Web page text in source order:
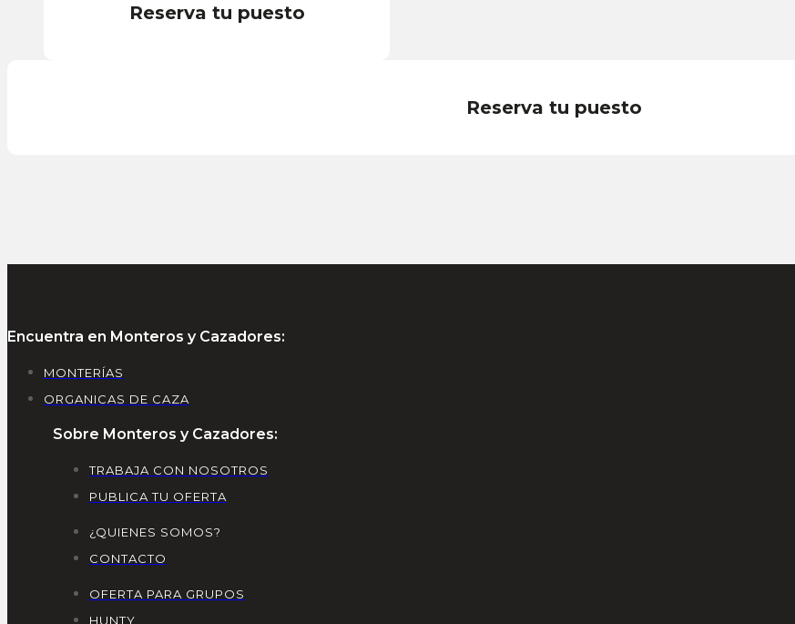
Reserva tu puesto
Reserva tu puesto
Encuentra en Monteros y Cazadores:
MONTERÍAS
ORGANICAS DE CAZA
Sobre Monteros y Cazadores:
TRABAJA CON NOSOTROS
PUBLICA TU OFERTA
¿QUIENES SOMOS?
CONTACTO
OFERTA PARA GRUPOS
HUNTY